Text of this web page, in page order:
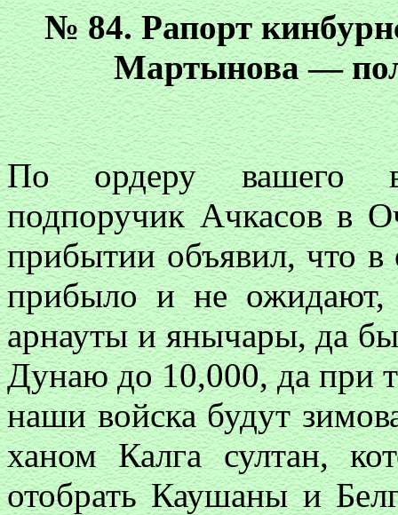
№ 84. Рапорт
Мартынова —
По ордеру вашего
подпоручик Ачкасов в
прибытии объявил, что
прибыло и не ожидают,
арнауты и янычары, да
Дунаю до 10,000, да при
наши войска будут
ханом Калга султан,
отобрать Каушаны и